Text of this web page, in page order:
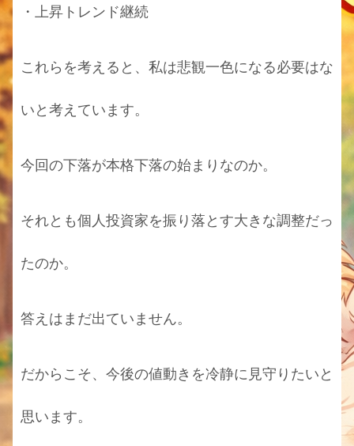
・上昇トレンド継続
これらを考えると、私は悲観一色になる必要はな
いと考えています。
今回の下落が本格下落の始まりなのか。
それとも個人投資家を振り落とす大きな調整だっ
たのか。
答えはまだ出ていません。
だからこそ、今後の値動きを冷静に見守りたいと
思います。